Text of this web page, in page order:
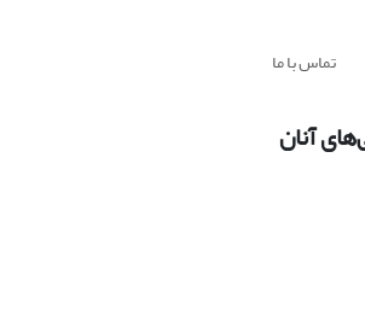
تماس با ما
آنان